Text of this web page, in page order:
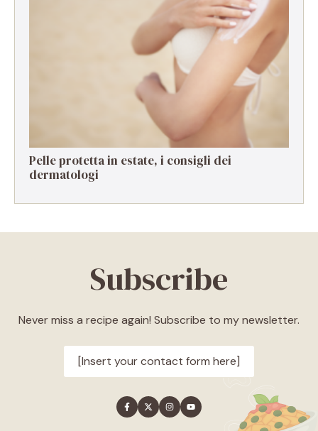
Pelle protetta in estate, i consigli dei
dermatologi
Subscribe
Never miss a recipe again! Subscribe to my newsletter.
[Insert your contact form here]